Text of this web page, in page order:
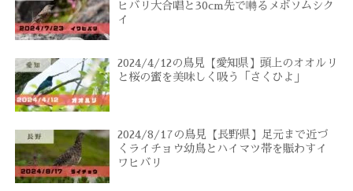
ヒバリ大合唱と30cm先で囀るメボソムシク
イ
2024/4/12の鳥見【愛知県】頭上のオオルリ
と桜の蜜を美味しく吸う「さくひよ」
2024/8/17の鳥見【長野県】足元まで近づ
くライチョウ幼鳥とハイマツ帯を賑わすイ
ワヒバリ